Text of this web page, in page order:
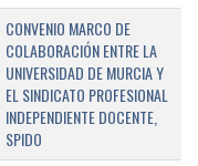
CONVENIO MARCO DE
COLABORACIÓN ENTRE LA
UNIVERSIDAD DE MURCIA Y
EL SINDICATO PROFESIONAL
INDEPENDIENTE DOCENTE,
SPIDO